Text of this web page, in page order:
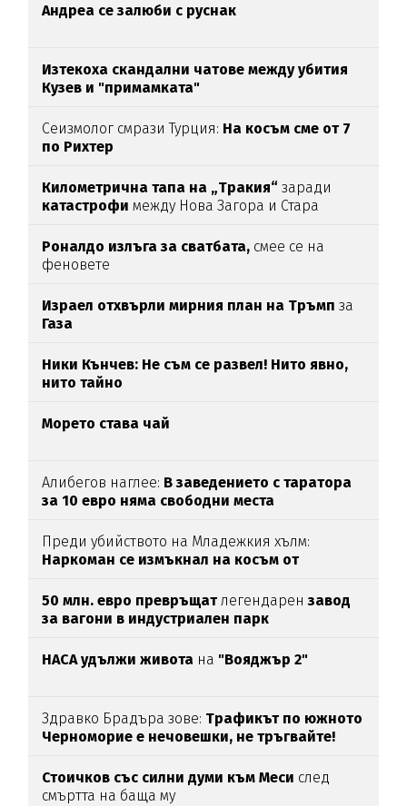
Андреа се залюби с руснак
Изтекоха скандални чатове между убития
Кузев и "примамката"
Сеизмолог смрази Турция: На косъм сме от 7
по Рихтер
Километрична тапа на „Тракия“ заради
катастрофи между Нова Загора и Стара
Роналдо излъга за сватбата, смее се на
феновете
Израел отхвърли мирния план на Тръмп за
Газа
Ники Кънчев: Не съм се развел! Нито явно,
нито тайно
Морето става чай
Алибегов наглее: В заведението с таратора
за 10 евро няма свободни места
Преди убийството на Младежкия хълм:
Наркоман се измъкнал на косъм от
50 млн. евро превръщатлегендарензавод
за вагони в индустриален парк
НАСА удължи живота на "Вояджър 2"
Здравко Брадъра зове: Трафикът по южното
Черноморие е нечовешки, не тръгвайте!
Стоичков със силни думи към Меси след
смъртта на баща му